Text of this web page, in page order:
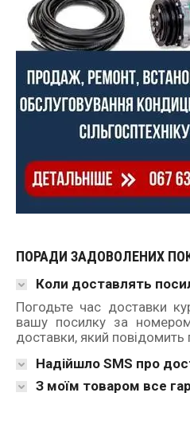
ПОРАДИ ЗАДОВОЛЕНИХ
Коли доставлять
Погодьте час доставки
вашу посилку за
доставки, який повідомить
Надійшло SMS про
З моїм товаром все